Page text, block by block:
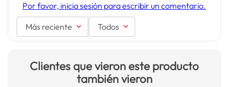
Por favor, inicia sesión para escribir un comentario.
Más reciente Todos
Clientes que vieron este producto
también vieron